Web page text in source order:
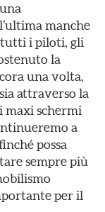
manche
tutti i piloti, gli
la
una volta,
attraverso la
maxi schermi
a
possa
sempre più
per il